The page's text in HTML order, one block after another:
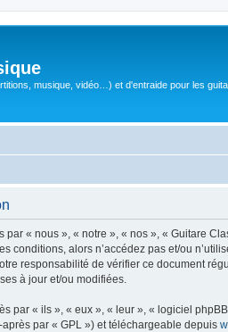
musique, vidéo…) et d'entraide pour les
« nous », « notre », « nos », « Guitare
conditions, alors n’accédez pas et/ou
responsabilité de vérifier ce document
à jour et/ou modifiées.
par « ils », « eux », « leur », « logiciel
par « GPL ») et téléchargeable depuis